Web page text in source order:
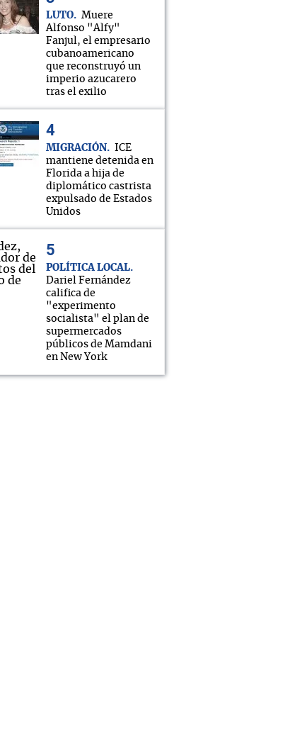
LUTO
Muere
Alfonso "Alfy"
Fanjul, el empresario
cubanoamericano
que reconstruyó un
imperio azucarero
tras el exilio
MIGRACIÓN
ICE
mantiene detenida en
Florida a hija de
diplomático castrista
expulsado de Estados
Unidos
POLÍTICA LOCAL
Dariel Fernández
califica de
"experimento
socialista" el plan de
supermercados
públicos de Mamdani
en New York